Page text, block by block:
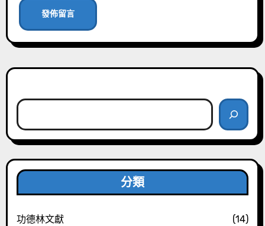
分類
功德林文獻 (14)